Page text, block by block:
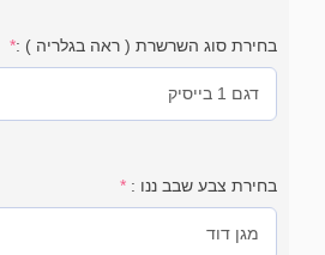
בחירת סוג השרשרת ( ראה בגלריה ) :*
בחירת צבע שבב ננו : *